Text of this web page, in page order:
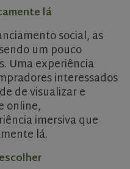
lá
social, as
um pouco
Uma experiência
interessados
de visualizar e
online,
imersiva que
lá.